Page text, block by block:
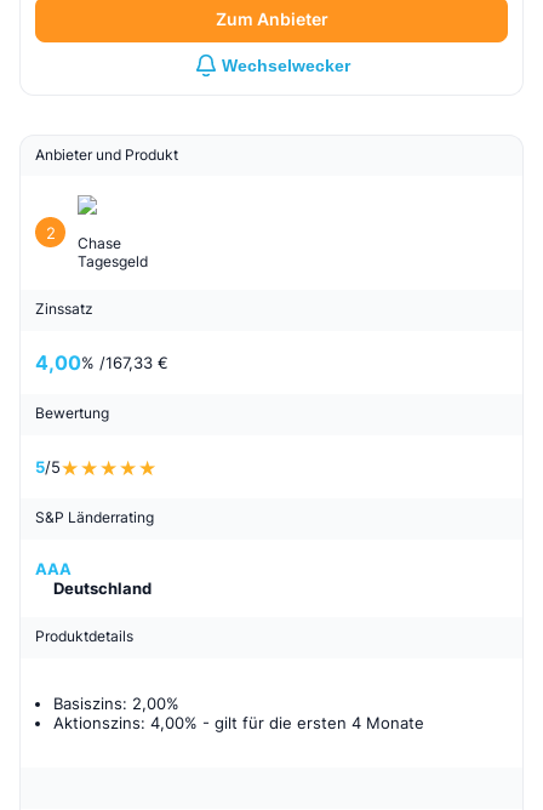
Zum Anbieter
Wechselwecker
Anbieter und Produkt
2
Chase
Tagesgeld
Zinssatz
4,00% /167,33 €
Bewertung
5/5
S&P Länderrating
AAA
Deutschland
Produktdetails
Basiszins: 2,00%
Aktionszins: 4,00% - gilt für die ersten 4 Monate